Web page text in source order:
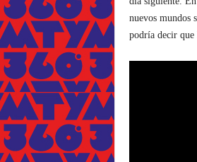
nuevos mundos
podría decir que